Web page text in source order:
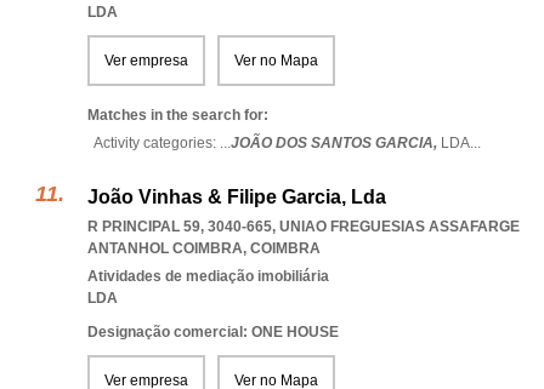
LDA
Ver empresa Ver no Mapa
Matches in the search for:
Activity categories: ...JOÃO DOS SANTOS GARCIA, LDA...
João Vinhas & Filipe Garcia, Lda
R PRINCIPAL 59, 3040-665, UNIAO FREGUESIAS ASSAFARGE
ANTANHOL COIMBRA, COIMBRA
Atividades de mediação imobiliária
LDA
Designação comercial: ONE HOUSE
Ver empresa Ver no Mapa